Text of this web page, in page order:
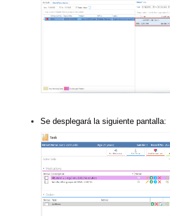
Se desplegará la siguiente pantalla: